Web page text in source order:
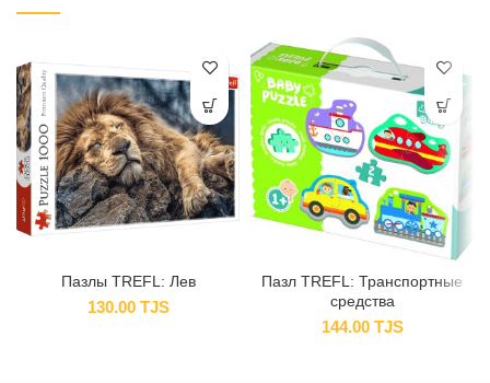
Пазлы TREFL: Лев
130.00 TJS
Пазл TREFL: Транспортные
средства
144.00 TJS